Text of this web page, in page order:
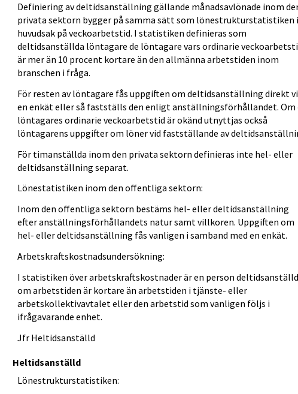
Definiering av deltidsanställning gällande månadsavlönade inom
privata sektorn bygger på samma sätt som lönestrukturstatistiken i
huvudsak på veckoarbetstid. I statistiken definieras som
deltidsanställda löntagare de löntagare vars ordinarie
är mer än 10 procent kortare än den allmänna arbetstiden inom
branschen i fråga.
För resten av löntagare fås uppgiften om deltidsanställning direkt
en enkät eller så fastställs den enligt anställningsförhållandet. Om
löntagares ordinarie veckoarbetstid är okänd utnyttjas också
löntagarens uppgifter om löner vid fastställande av
För timanställda inom den privata sektorn definieras inte hel- eller
deltidsanställning separat.
Lönestatistiken inom den offentliga sektorn:
Inom den offentliga sektorn bestäms hel- eller deltidsanställning
efter anställningsförhållandets natur samt villkoren. Uppgiften om
hel- eller deltidsanställning fås vanligen i samband med en enkät.
Arbetskraftskostnadsundersökning:
I statistiken över arbetskraftskostnader är en person deltidsanställd
om arbetstiden är kortare än arbetstiden i tjänste- eller
arbetskollektivavtalet eller den arbetstid som vanligen följs i
ifrågavarande enhet.
Jfr Heltidsanställd
Heltidsanställd
Lönestrukturstatistiken: